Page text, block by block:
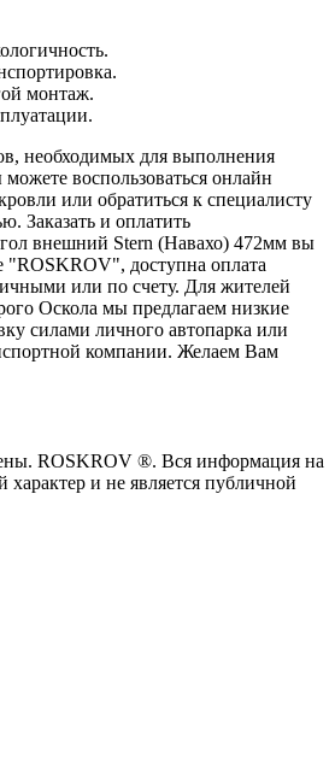
монтаж.
необходимых для выполнения
воспользоваться онлайн
или обратиться к специалисту
Заказать и оплатить
внешний Stern (Навахо) 472мм вы
"ROSKROV", доступна оплата
или по счету. Для жителей
Оскола мы предлагаем низкие
силами личного автопарка или
компании. Желаем Вам
ROSKROV ®. Вся информация на
характер и не является публичной